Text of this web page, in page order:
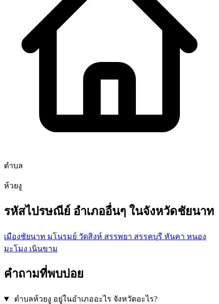
ตำบล
ห้วยงู
รหัสไปรษณีย์ อำเภออื่นๆ ในจังหวัดชัยนาท
เมืองชัยนาท มโนรมย์ วัดสิงห์ สรรพยา สรรคบุรี หันคา หนอง
มะโมง เนินขาม
คำถามที่พบบ่อย
ตำบลห้วยงู อยู่ในอำเภออะไร จังหวัดอะไร?